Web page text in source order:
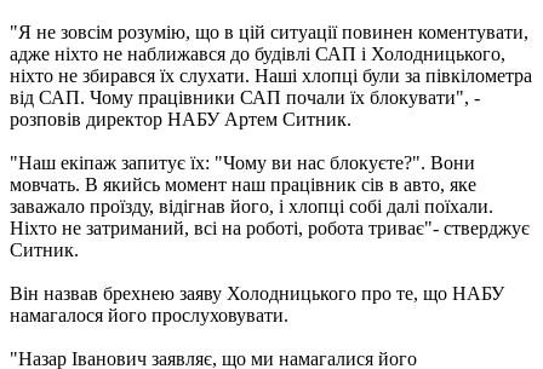
"Я не зовсім розумію, що в цій ситуації повинен коментувати,
адже ніхто не наближався до будівлі САП і Холодницького,
ніхто не збирався їх слухати. Наші хлопці були за півкілометра
від САП. Чому працівники САП почали їх блокувати", -
розповів директор НАБУ Артем Ситник.
"Наш екіпаж запитує їх: "Чому ви нас блокуєте?". Вони
мовчать. В якийсь момент наш працівник сів в авто, яке
заважало проїзду, відігнав його, і хлопці собі далі поїхали.
Ніхто не затриманий, всі на роботі, робота триває"- стверджує
Ситник.
Він назвав брехнею заяву Холодницького про те, що НАБУ
намагалося його прослуховувати.
"Назар Іванович заявляє, що ми намагалися його